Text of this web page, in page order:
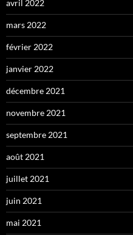
avril 2022
mars 2022
février 2022
janvier 2022
décembre 2021
novembre 2021
septembre 2021
août 2021
juillet 2021
juin 2021
mai 2021